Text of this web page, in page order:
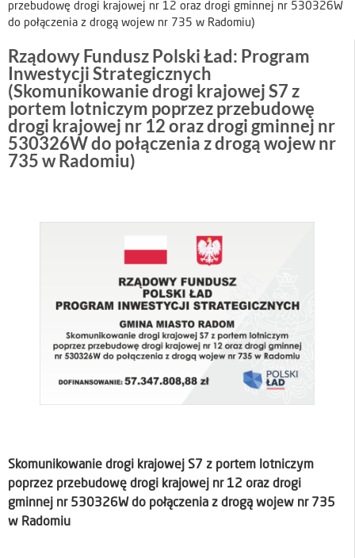
przebudowę drogi krajowej nr 12 oraz drogi gminnej nr 530326W
do połączenia z drogą wojew nr 735 w Radomiu)
Rządowy Fundusz Polski Ład: Program
Inwestycji Strategicznych
(Skomunikowanie drogi krajowej S7 z
portem lotniczym poprzez przebudowę
drogi krajowej nr 12 oraz drogi gminnej nr
530326W do połączenia z drogą wojew nr
735 w Radomiu)
Skomunikowanie drogi krajowej S7 z portem lotniczym
poprzez przebudowę drogi krajowej nr 12 oraz drogi
gminnej nr 530326W do połączenia z drogą wojew nr 735
w Radomiu